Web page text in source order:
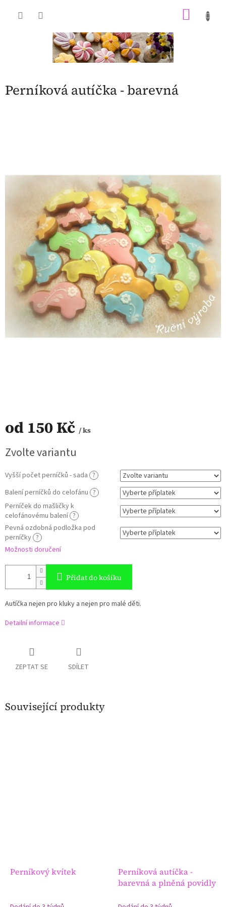
Perníková autíčka - barevná
od 150 Kč / ks
cena:
Zvolte variantu
Vyšší počet perníčků - sada ?
Balení perníčků do celofánu ?
Perníček do mašličky k
celofánovému balení ?
Pevná ozdobná podložka pod
perníčky ?
Možnosti doručení
Přidat do košíku
Autíčka nejen pro kluky a nejen pro malé děti.
Detailní informace
ZEPTAT SE SDÍLET
Související produkty
Perníkový kvítek
Perníková autíčka -
barevná a plněná povidly